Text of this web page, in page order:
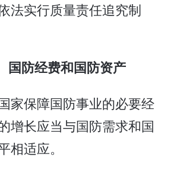
法实行质量责任追究制
防经费和国防资产
保障国防事业的必要经
增长应当与国防需求和国
相适应。